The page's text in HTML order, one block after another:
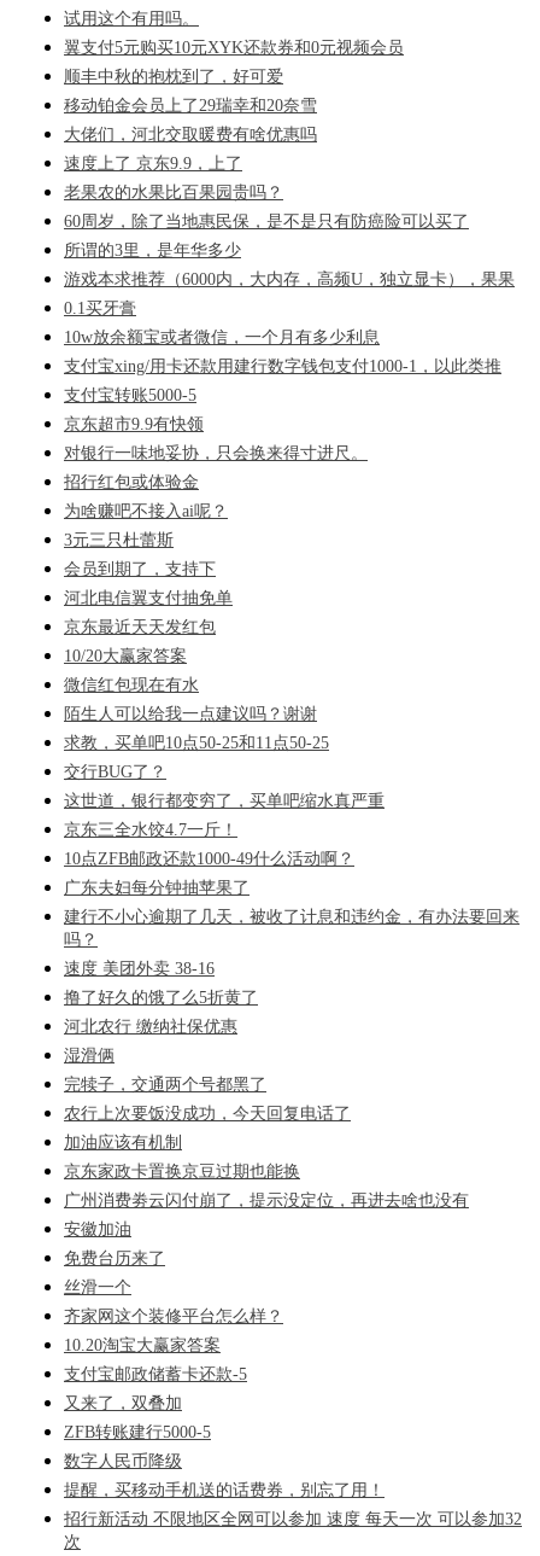
试用这个有用吗。
翼支付5元购买10元XYK还款券和0元视频会员
顺丰中秋的抱枕到了，好可爱
移动铂金会员上了29瑞幸和20奈雪
大佬们，河北交取暖费有啥优惠吗
速度上了 京东9.9，上了
老果农的水果比百果园贵吗？
60周岁，除了当地惠民保，是不是只有防癌险可以买了
所谓的3里，是年华多少
游戏本求推荐（6000内，大内存，高频U，独立显卡），果果
0.1买牙膏
10w放余额宝或者微信，一个月有多少利息
支付宝xing/用卡还款用建行数字钱包支付1000-1，以此类推
支付宝转账5000-5
京东超市9.9有快领
对银行一味地妥协，只会换来得寸进尺。
招行红包或体验金
为啥赚吧不接入ai呢？
3元三只杜蕾斯
会员到期了，支持下
河北电信翼支付抽免单
京东最近天天发红包
10/20大赢家答案
微信红包现在有水
陌生人可以给我一点建议吗？谢谢
求教，买单吧10点50-25和11点50-25
交行BUG了？
这世道，银行都变穷了，买单吧缩水真严重
京东三全水饺4.7一斤！
10点ZFB邮政还款1000-49什么活动啊？
广东夫妇每分钟抽苹果了
建行不小心逾期了几天，被收了计息和违约金，有办法要回来
吗？
速度 美团外卖 38-16
撸了好久的饿了么5折黄了
河北农行 缴纳社保优惠
湿滑俩
完犊子，交通两个号都黑了
农行上次要饭没成功，今天回复电话了
加油应该有机制
京东家政卡置换京豆过期也能换
广州消费劵云闪付崩了，提示没定位，再进去啥也没有
安徽加油
免费台历来了
丝滑一个
齐家网这个装修平台怎么样？
10.20淘宝大赢家答案
支付宝邮政储蓄卡还款-5
又来了，双叠加
ZFB转账建行5000-5
数字人民币降级
提醒，买移动手机送的话费券，别忘了用！
招行新活动 不限地区全网可以参加 速度 每天一次 可以参加32
次